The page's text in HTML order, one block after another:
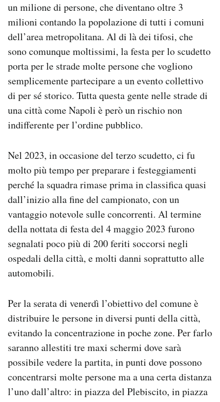
un milione di persone, che diventano oltre 3
milioni contando la popolazione di tutti i comuni
dell’area metropolitana. Al di là dei tifosi, che
sono comunque moltissimi, la festa per lo scudetto
porta per le strade molte persone che vogliono
semplicemente partecipare a un evento collettivo
di per sé storico. Tutta questa gente nelle strade di
una città come Napoli è però un rischio non
indifferente per l’ordine pubblico.
Nel 2023, in occasione del terzo scudetto, ci fu
molto più tempo per preparare i festeggiamenti
perché la squadra rimase prima in classifica quasi
dall’inizio alla fine del campionato, con un
vantaggio notevole sulle concorrenti. Al termine
della nottata di festa del 4 maggio 2023 furono
segnalati poco più di 200 feriti soccorsi negli
ospedali della città, e molti danni soprattutto alle
automobili.
Per la serata di venerdì l’obiettivo del comune è
distribuire le persone in diversi punti della città,
evitando la concentrazione in poche zone. Per farlo
saranno allestiti tre maxi schermi dove sarà
possibile vedere la partita, in punti dove possono
concentrarsi molte persone ma a una certa distanza
l’uno dall’altro: in piazza del Plebiscito, in piazza